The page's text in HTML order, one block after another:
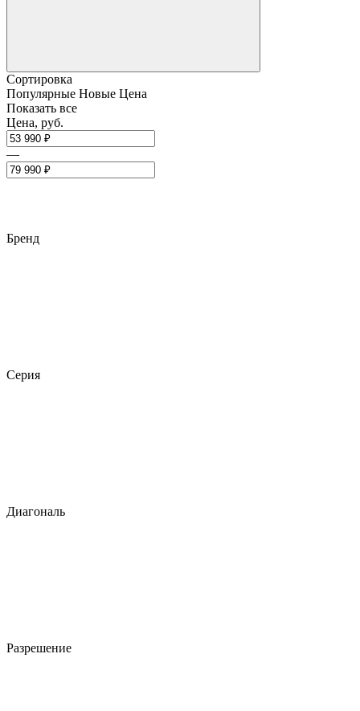
Сортировка
Популярные Новые Цена
Показать все
Цена, руб.
—
Бренд
Серия
Диагональ
Разрешение